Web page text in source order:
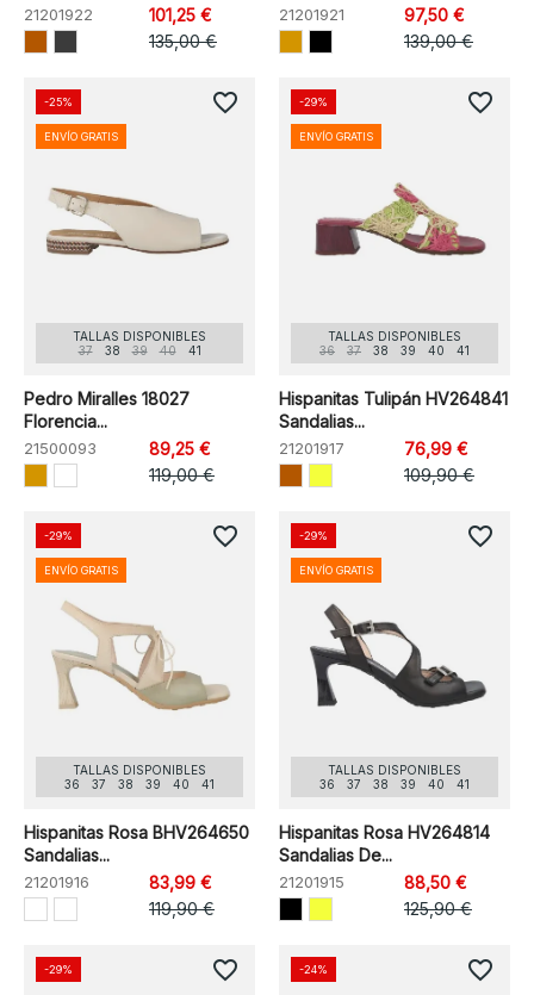
21201922
101,25 €
135,00 €
21201921
97,50 €
139,00 €
TALLAS DISPONIBLES
37
38 39 40 41
Pedro Miralles 18027
Florencia...
21500093
89,25 €
119,00 €
-25%
ENVÍO GRATIS
favorite_border
TALLAS DISPONIBLES
36
37 38 39 40 41
Hispanitas Tulipán HV264841
Sandalias...
21201917
76,99 €
109,90 €
-29%
ENVÍO GRATIS
favorite_border
TALLAS DISPONIBLES
36
37 38 39 40 41
Hispanitas Rosa BHV264650
Sandalias...
21201916
83,99 €
119,90 €
-29%
ENVÍO GRATIS
favorite_border
TALLAS DISPONIBLES
36
37 38 39 40 41
Hispanitas Rosa HV264814
Sandalias De...
21201915
88,50 €
125,90 €
-29%
ENVÍO GRATIS
favorite_border
-29% favorite_border -24% favorite_border